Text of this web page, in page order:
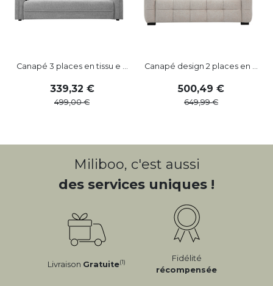
Canapé 3 places en tissu e ...
339,32
499,00
Canapé design 2 places en ...
500,49
649,99
Miliboo, c'est aussi
des services uniques !
Livraison Gratuite(1)
Fidélité
récompensée